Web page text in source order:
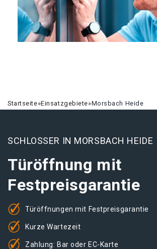
Startseite»Einsatzgebiete»Morsbach Heide
SCHLOSSER IN MORSBACH HEIDE
Türöffnung mit
Festpreisgarantie
Türöffnungen mit Festpreisgarantie
Kurze Wartezeit
Zahlung: Bar oder EC-Karte